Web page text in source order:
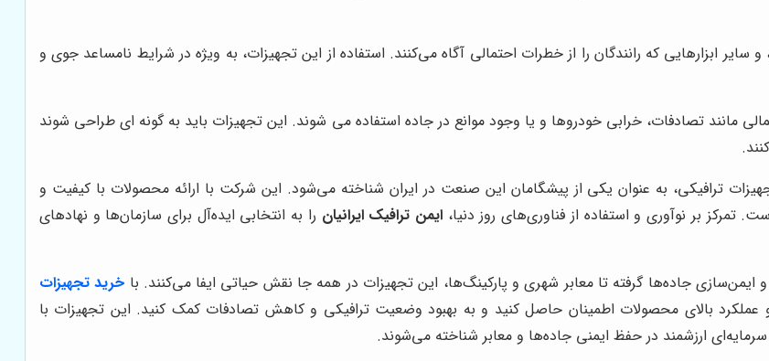
ابزارهایی که رانندگان را از خطرات احتمالی آگاه می‌کنند. استفاده از این تجهیزات، به ویژه در شرایط نامساعد جوی و
مانند تصادفات، خرابی خودروها و یا وجود موانع در جاده استفاده می شوند. این تجهیزات باید به گونه ای طراحی شوند
ترافیکی، به عنوان یکی از پیشگامان این صنعت در ایران شناخته می‌شود. این شرکت با ارائه محصولات با کیفیت و
بر نوآوری و استفاده از فناوری‌های روز دنیا، ایمن ترافیک ایرانیان را به انتخابی ایده‌آل برای سازمان‌ها و نهادهای
ایمن‌سازی جاده‌ها گرفته تا معابر شهری و پارکینگ‌ها، این تجهیزات در همه جا نقش حیاتی ایفا می‌کنند. با خرید تجهیزات
عملکرد بالای محصولات اطمینان حاصل کنید و به بهبود وضعیت ترافیکی و کاهش تصادفات کمک کنید. این تجهیزات با
ارزشمند در حفظ ایمنی جاده‌ها و معابر شناخته می‌شوند.